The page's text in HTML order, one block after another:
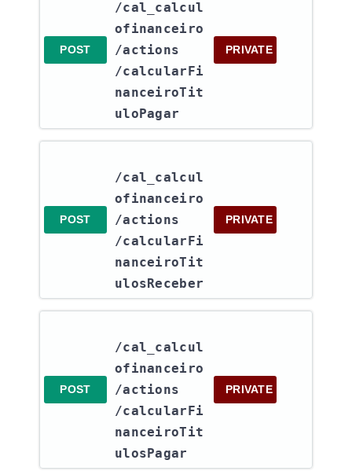
POST
/cal_calcul
ofinanceiro​
/actions​
/calcularFi
nanceiroTit
uloPagar
PRIVATE
POST
/cal_calcul
ofinanceiro​
/actions​
/calcularFi
nanceiroTit
ulosReceber
PRIVATE
POST
/cal_calcul
ofinanceiro​
/actions​
/calcularFi
nanceiroTit
ulosPagar
PRIVATE